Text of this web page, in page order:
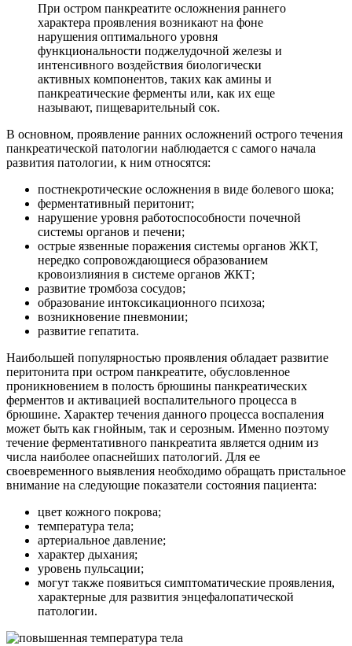
При остром панкреатите осложнения раннего
характера проявления возникают на фоне
нарушения оптимального уровня
функциональности поджелудочной железы и
интенсивного воздействия биологически
активных компонентов, таких как амины и
панкреатические ферменты или, как их еще
называют, пищеварительный сок.
В основном, проявление ранних осложнений острого течения
панкреатической патологии наблюдается с самого начала
развития патологии, к ним относятся:
постнекротические осложнения в виде болевого шока;
ферментативный перитонит;
нарушение уровня работоспособности почечной
системы органов и печени;
острые язвенные поражения системы органов ЖКТ,
нередко сопровождающиеся образованием
кровоизлияния в системе органов ЖКТ;
развитие тромбоза сосудов;
образование интоксикационного психоза;
возникновение пневмонии;
развитие гепатита.
Наибольшей популярностью проявления обладает развитие
перитонита при остром панкреатите, обусловленное
проникновением в полость брюшины панкреатических
ферментов и активацией воспалительного процесса в
брюшине. Характер течения данного процесса воспаления
может быть как гнойным, так и серозным. Именно поэтому
течение ферментативного панкреатита является одним из
числа наиболее опаснейших патологий. Для ее
своевременного выявления необходимо обращать пристальное
внимание на следующие показатели состояния пациента:
цвет кожного покрова;
температура тела;
артериальное давление;
характер дыхания;
уровень пульсации;
могут также появиться симптоматические проявления,
характерные для развития энцефалопатической
патологии.